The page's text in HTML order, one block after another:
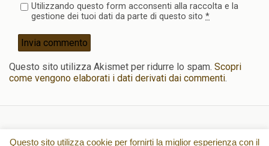
Utilizzando questo form acconsenti alla raccolta e la
gestione dei tuoi dati da parte di questo sito *
Questo sito utilizza Akismet per ridurre lo spam. Scopri
come vengono elaborati i dati derivati dai commenti.
Torna su
Questo sito utilizza cookie per fornirti la miglior esperienza con il